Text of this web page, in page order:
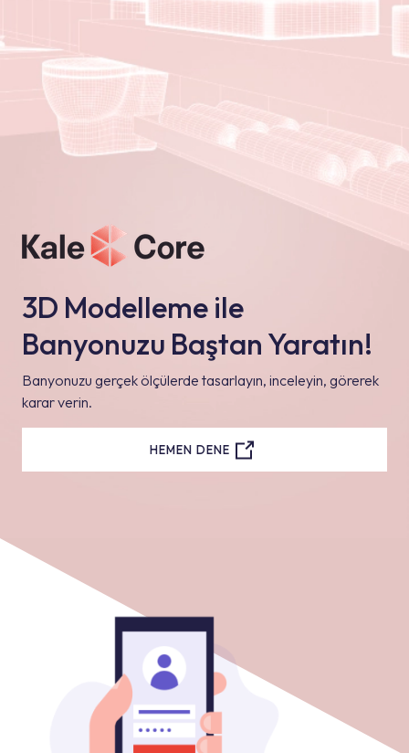
3D Modelleme ile
Banyonuzu Baştan Yaratın!
Banyonuzu gerçek ölçülerde tasarlayın, inceleyin, görerek
karar verin.
HEMEN DENE